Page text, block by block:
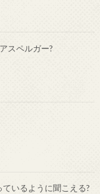
スペルガー?
いるように聞こえる?